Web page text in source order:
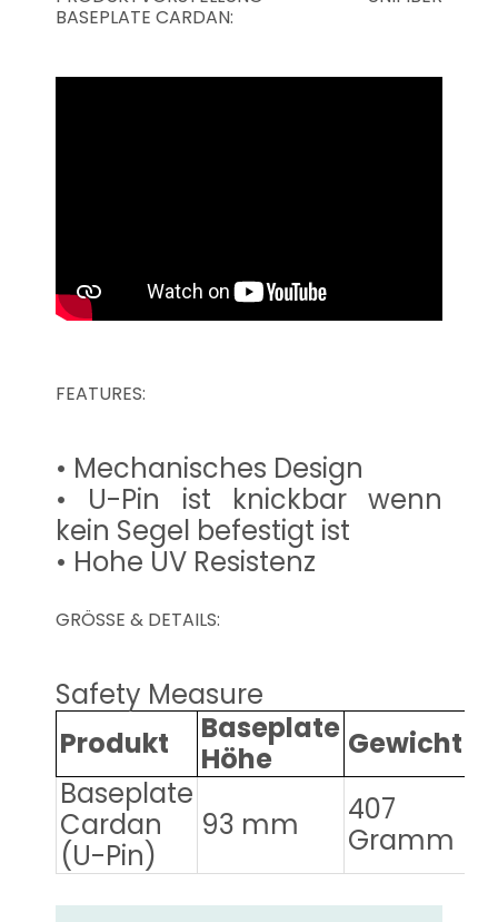
BASEPLATE CARDAN:
FEATURES:
• Mechanisches Design
• U-Pin ist knickbar wenn
kein Segel befestigt ist
• Hohe UV Resistenz
GRÖSSE & DETAILS:
Safety Measure
Produkt
Baseplate
Höhe
Gewicht
Baseplate
Cardan
(U-Pin)
93 mm
407
Gramm